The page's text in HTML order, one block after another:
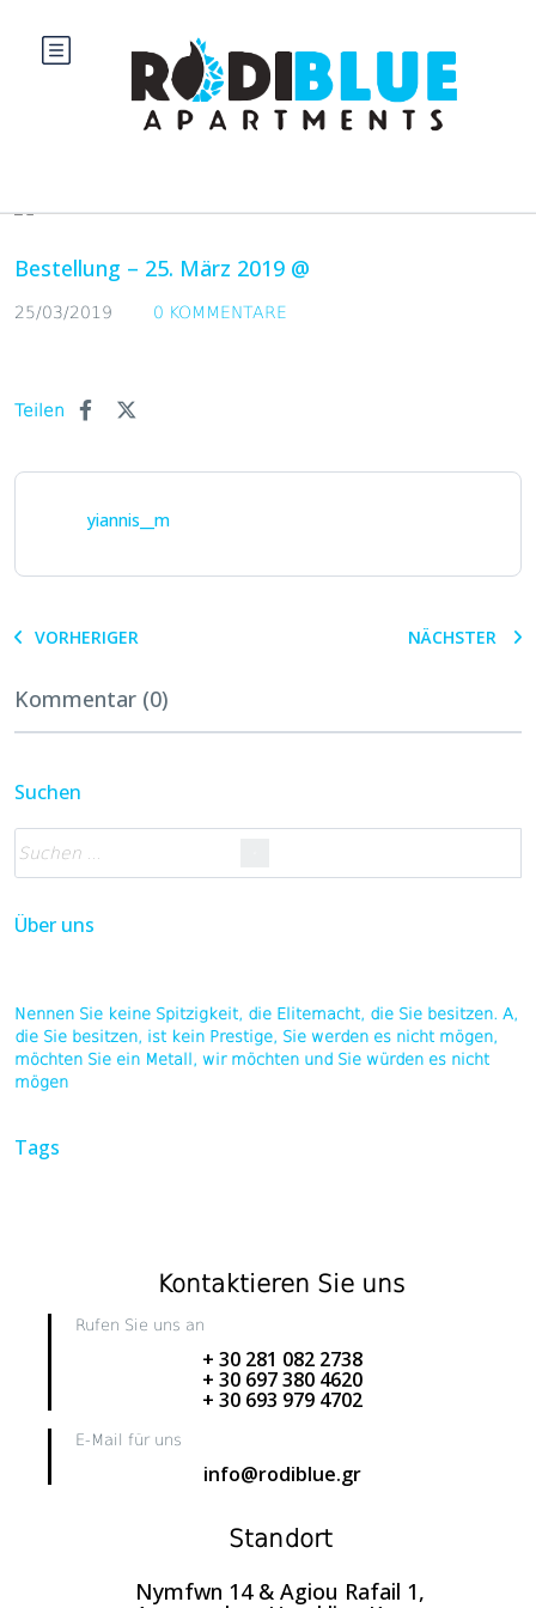
Bestellung – 25. März 2019 @
25/03/2019 0 KOMMENTARE
Teilen
yiannis__m
VORHERIGER NÄCHSTER
Kommentar (0)
Suchen
Über uns
Nennen Sie keine Spitzigkeit, die Elitemacht, die Sie besitzen. A,
die Sie besitzen, ist kein Prestige, Sie werden es nicht mögen,
möchten Sie ein Metall, wir möchten und Sie würden es nicht
mögen
Tags
Kontaktieren Sie uns
Rufen Sie uns an
+ 30 281 082 2738
+ 30 697 380 4620
+ 30 693 979 4702
E-Mail für uns
info@rodiblue.gr
Standort
Nymfwn 14 & Agiou Rafail 1,